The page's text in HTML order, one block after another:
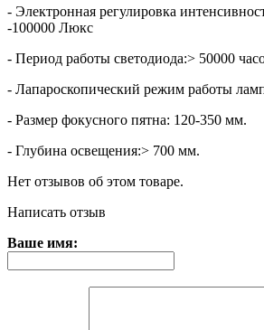
- Электронная регулировка
-100000 Люкс
- Период работы светодиода:> 50000
- Лапароскопический режим работы
- Размер фокусного пятна: 120-350 мм.
- Глубина освещения:> 700 мм.
Нет отзывов об этом товаре.
Написать отзыв
Ваше имя: